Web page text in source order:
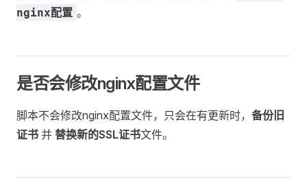
nginx配置 。
是否会修改nginx配置文件
脚本不会修改nginx配置文件，只会在有更新时， 备份旧
证书 并 替换新的SSL证书文件。